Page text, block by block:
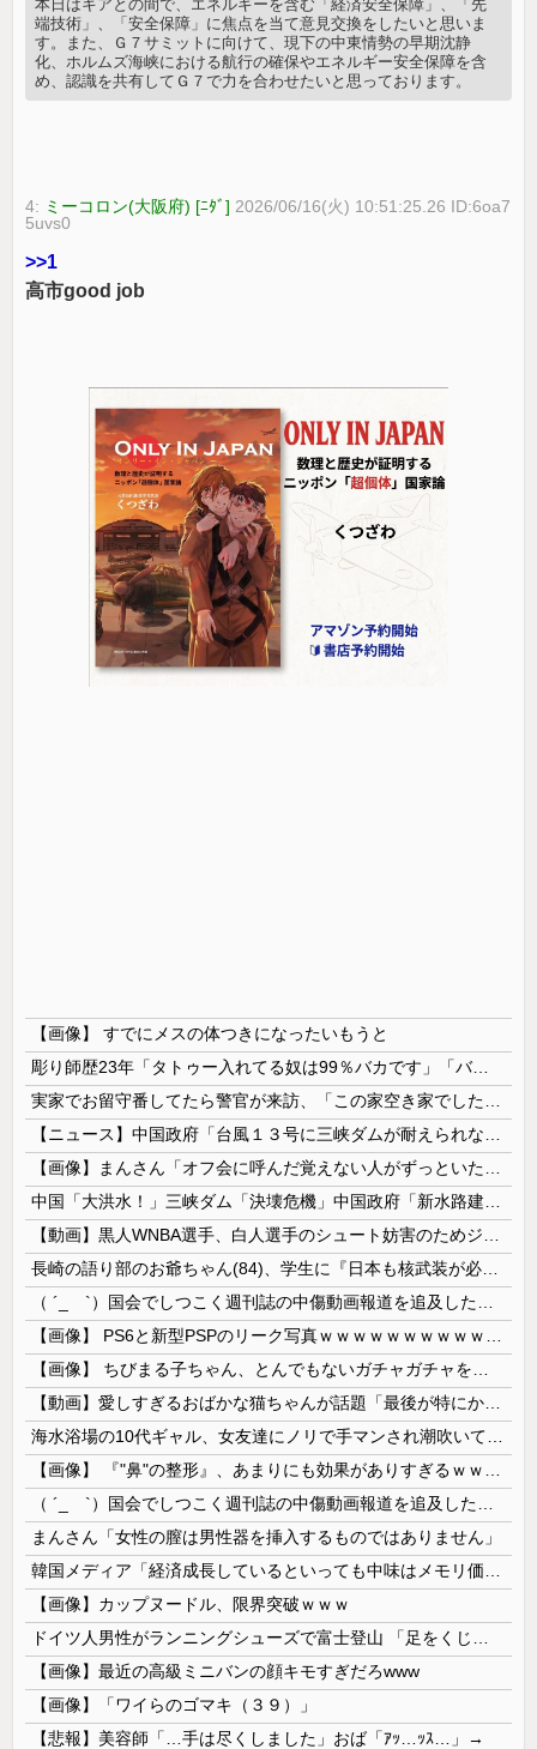
本日はキアとの間で、エネルギーを含む「経済安全保障」、「先
端技術」、「安全保障」に焦点を当て意見交換をしたいと思いま
す。また、Ｇ７サミットに向けて、現下の中東情勢の早期沈静
化、ホルムズ海峡における航行の確保やエネルギー安全保障を含
め、認識を共有してＧ７で力を合わせたいと思っております。
4: ミーコロン(大阪府) [ﾆﾀﾞ] 2026/06/16(火) 10:51:25.26 ID:6oa7
5uvs0
>>1
高市good job
【画像】 すでにメスの体つきになったいもうと
彫り師歴23年「タトゥー入れてる奴は99％バカです」「バカは5000円が好き」無断キャンセル、挨拶できない、金がない…客層をぶっちゃけ
まんさん「女性の膣は男性器を挿入するものではありません」
【画像】カップヌードル、限界突破ｗｗｗ
【画像】最近の高級ミニバンの顔キモすぎだろwww
【画像】「ワイらのゴマキ（３９）」
【悲報】美容師「…手は尽くしました」おば「ｱｯ…ｯｽ…」→